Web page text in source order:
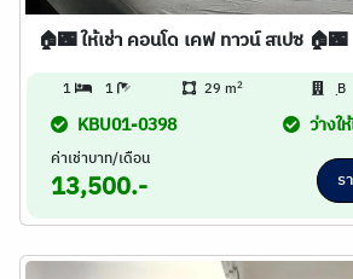
🏠🌃 ให้เช่า คอนโด เคฟ ทาวน์ สเปซ 🏠🌃
1 1 29 m2 ฺB
KBU01-0398 ว่างใ
ค่าเช่าบาท/เดือน
13,500.- ร